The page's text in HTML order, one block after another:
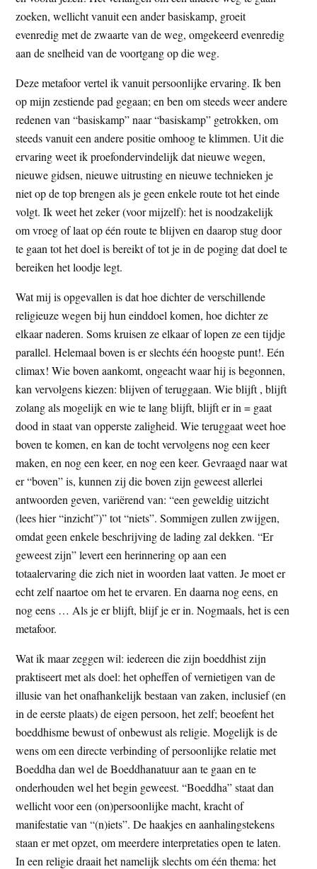
zoeken, wellicht vanuit een ander basiskamp, groeit
evenredig met de zwaarte van de weg, omgekeerd evenredig
aan de snelheid van de voortgang op die weg.
Deze metafoor vertel ik vanuit persoonlijke ervaring. Ik ben
op mijn zestiende pad gegaan; en ben om steeds weer andere
redenen van “basiskamp” naar “basiskamp” getrokken, om
steeds vanuit een andere positie omhoog te klimmen. Uit die
ervaring weet ik proefondervindelijk dat nieuwe wegen,
nieuwe gidsen, nieuwe uitrusting en nieuwe technieken je
niet op de top brengen als je geen enkele route tot het einde
volgt. Ik weet het zeker (voor mijzelf): het is noodzakelijk
om vroeg of laat op één route te blijven en daarop stug door
te gaan tot het doel is bereikt of tot je in de poging dat doel te
bereiken het loodje legt.
Wat mij is opgevallen is dat hoe dichter de verschillende
religieuze wegen bij hun einddoel komen, hoe dichter ze
elkaar naderen. Soms kruisen ze elkaar of lopen ze een tijdje
parallel. Helemaal boven is er slechts één hoogste punt!. Eén
climax! Wie boven aankomt, ongeacht waar hij is begonnen,
kan vervolgens kiezen: blijven of teruggaan. Wie blijft , blijft
zolang als mogelijk en wie te lang blijft, blijft er in = gaat
dood in staat van opperste zaligheid. Wie teruggaat weet hoe
boven te komen, en kan de tocht vervolgens nog een keer
maken, en nog een keer, en nog een keer. Gevraagd naar wat
er “boven” is, kunnen zij die boven zijn geweest allerlei
antwoorden geven, variërend van: “een geweldig uitzicht
(lees hier “inzicht”)” tot “niets”. Sommigen zullen zwijgen,
omdat geen enkele beschrijving de lading zal dekken. “Er
geweest zijn” levert een herinnering op aan een
totaalervaring die zich niet in woorden laat vatten. Je moet er
echt zelf naartoe om het te ervaren. En daarna nog eens, en
nog eens … Als je er blijft, blijf je er in. Nogmaals, het is een
metafoor.
Wat ik maar zeggen wil: iedereen die zijn boeddhist zijn
praktiseert met als doel: het opheffen of vernietigen van de
illusie van het onafhankelijk bestaan van zaken, inclusief (en
in de eerste plaats) de eigen persoon, het zelf; beoefent het
boeddhisme bewust of onbewust als religie. Mogelijk is de
wens om een directe verbinding of persoonlijke relatie met
Boeddha dan wel de Boeddhanatuur aan te gaan en te
onderhouden wel het begin geweest. “Boeddha” staat dan
wellicht voor een (on)persoonlijke macht, kracht of
manifestatie van “(n)iets”. De haakjes en aanhalingstekens
staan er met opzet, om meerdere interpretaties open te laten.
In een religie draait het namelijk slechts om één thema: het